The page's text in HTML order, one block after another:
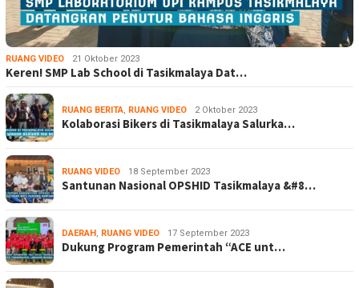
RUANG VIDEO 21 Oktober 2023
Keren! SMP Lab School di Tasikmalaya Dat…
RUANG BERITA, RUANG VIDEO 2 Oktober 2023
Kolaborasi Bikers di Tasikmalaya Salurka…
RUANG VIDEO 18 September 2023
Santunan Nasional OPSHID Tasikmalaya &#8…
DAERAH, RUANG VIDEO 17 September 2023
Dukung Program Pemerintah “ACE unt…